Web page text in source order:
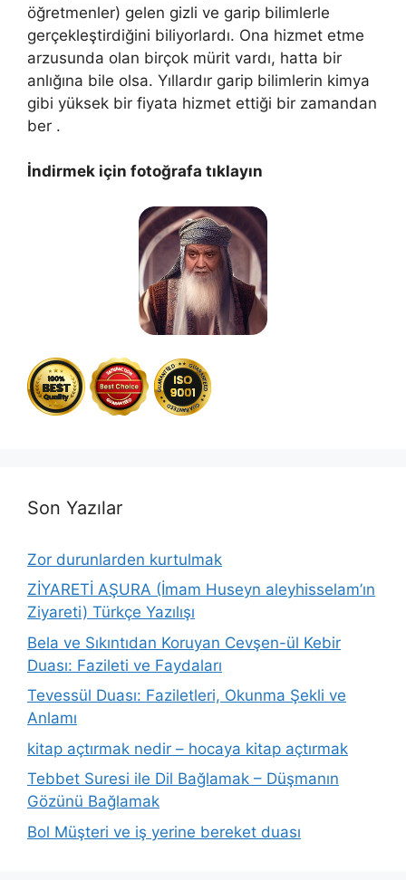
öğretmenler) gelen gizli ve garip bilimlerle
gerçekleştirdiğini biliyorlardı. Ona hizmet etme
arzusunda olan birçok mürit vardı, hatta bir
anlığına bile olsa. Yıllardır garip bilimlerin kimya
gibi yüksek bir fiyata hizmet ettiği bir zamandan
ber .
İndirmek için fotoğrafa tıklayın
Son Yazılar
Zor durunlarden kurtulmak
ZİYARETİ AŞURA (İmam Huseyn aleyhisselam’ın
Ziyareti) Türkçe Yazılışı
Bela ve Sıkıntıdan Koruyan Cevşen-ül Kebir
Duası: Fazileti ve Faydaları
Tevessül Duası: Faziletleri, Okunma Şekli ve
Anlamı
kitap açtırmak nedir – hocaya kitap açtırmak
Tebbet Suresi ile Dil Bağlamak – Düşmanın
Gözünü Bağlamak
Bol Müşteri ve iş yerine bereket duası